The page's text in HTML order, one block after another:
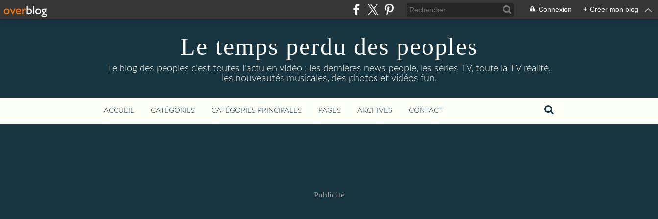
Connexion + Créer mon blog
Le temps perdu des peoples
Le blog des peoples c'est toutes l'actu en vidéo : les dernières news people, les séries TV, toute la TV réalité,
les nouveautés musicales, des photos et vidéos fun,
ACCUEIL CATÉGORIES CATÉGORIES PRINCIPALES PAGES ARCHIVES CONTACT
Publicité